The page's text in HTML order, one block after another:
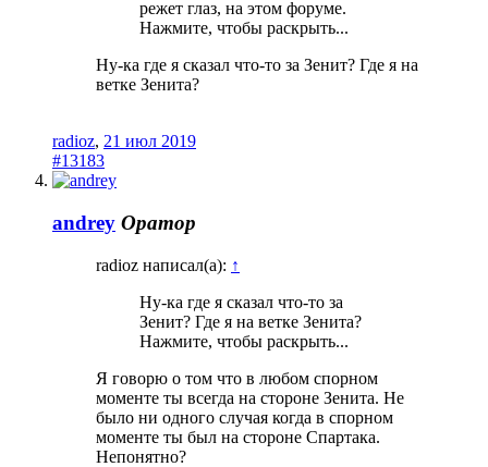
режет глаз, на этом форуме.
Нажмите, чтобы раскрыть...
Ну-ка где я сказал что-то за Зенит? Где я на
ветке Зенита?
radioz, 21 июл 2019
#13183
andrey Оратор
radioz написал(а): ↑
Ну-ка где я сказал что-то за
Зенит? Где я на ветке Зенита?
Нажмите, чтобы раскрыть...
Я говорю о том что в любом спорном
моменте ты всегда на стороне Зенита. Не
было ни одного случая когда в спорном
моменте ты был на стороне Спартака.
Непонятно?